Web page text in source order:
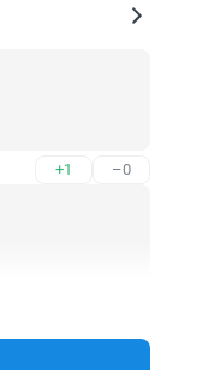
+1 –0